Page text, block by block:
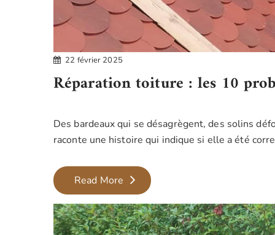
22 février 2025
Réparation toiture : les 10
Des bardeaux qui se désagrègent, des solins
raconte une histoire qui indique si elle a été
Read MoreRéparation
toiture
:
les